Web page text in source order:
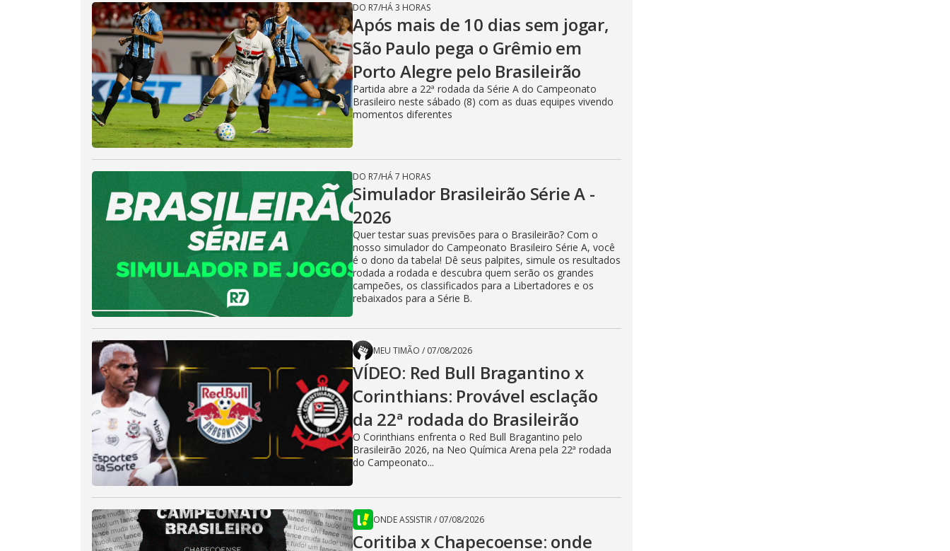
DO R7/HÁ 3 HORAS
Após mais de 10 dias sem jogar,
São Paulo pega o Grêmio em
Porto Alegre pelo Brasileirão
Partida abre a 22ª rodada da Série A do Campeonato
Brasileiro neste sábado (8) com as duas equipes vivendo
momentos diferentes
DO R7/HÁ 7 HORAS
Simulador Brasileirão Série A -
2026
Quer testar suas previsões para o Brasileirão? Com o
nosso simulador do Campeonato Brasileiro Série A, você
é o dono da tabela! Dê seus palpites, simule os resultados
rodada a rodada e descubra quem serão os grandes
campeões, os classificados para a Libertadores e os
rebaixados para a Série B.
MEU TIMÃO / 07/08/2026
VÍDEO: Red Bull Bragantino x
Corinthians: Provável esclação
da 22ª rodada do Brasileirão
O Corinthians enfrenta o Red Bull Bragantino pelo
Brasileirão 2026, na Neo Química Arena pela 22ª rodada
do Campeonato...
ONDE ASSISTIR/ 07/08/2026
Coritiba x Chapecoense: onde